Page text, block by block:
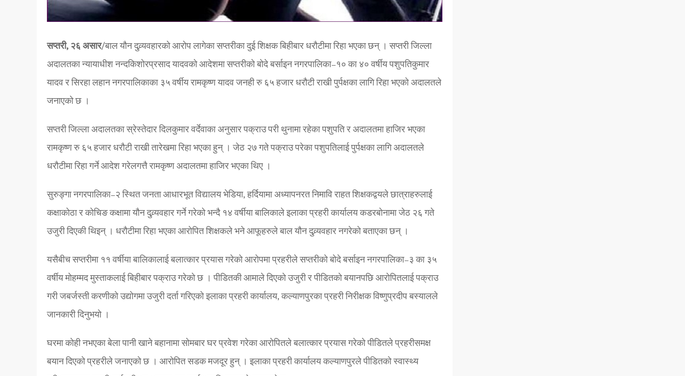
सप्तरी, २६ असार/बाल यौन दुव्र्यवहारको आरोप लागेका सप्तरीका दुई शिक्षक बिहीबार धरौटीमा रिहा भएका छन् । सप्तरी जिल्ला
अदालतका न्यायाधीश नन्दकिशोरप्रसाद यादवको आदेशमा सप्तरीको बोदे बर्साइन नगरपालिका–१० का ४० वर्षीय पशुपतिकुमार
यादव र सिरहा लहान नगरपालिकाका ३५ वर्षीय रामकृष्ण यादव जनही रु ६५ हजार धरौटी राखी पुर्पक्षका लागि रिहा भएको अदालतले
जनाएको छ ।
सप्तरी जिल्ला अदालतका स्रेस्तेदार दिलकुमार वर्देवाका अनुसार पक्राउ परी थुनामा रहेका पशुपति र अदालतमा हाजिर भएका
रामकृष्ण रु ६५ हजार धरौटी राखी तारेखमा रिहा भएका हुन् । जेठ २७ गते पक्राउ परेका पशुपतिलाई पुर्पक्षका लागि अदालतले
धरौटीमा रिहा गर्ने आदेश गरेलगत्तै रामकृष्ण अदालतमा हाजिर भएका थिए ।
सुरुङ्गा नगरपालिका–२ स्थित जनता आधारभूत विद्यालय भेडिया, हर्दियामा अध्यापनरत निमावि राहत शिक्षकद्वयले छात्राहरुलाई
कक्षाकोठा र कोचिङ कक्षामा यौन दुव्र्यवहार गर्ने गरेको भन्दै १४ वर्षीया बालिकाले इलाका प्रहरी कार्यालय कडरबोनामा जेठ २६ गते
उजुरी दिएकी थिइन् । धरौटीमा रिहा भएका आरोपित शिक्षकले भने आफूहरुले बाल यौन दुव्र्यवहार नगरेको बताएका छन् ।
यसैबीच सप्तरीमा ११ वर्षीया बालिकालाई बलात्कार प्रयास गरेको आरोपमा प्रहरीले सप्तरीको बोदे बर्साइन नगरपालिका–३ का ३५
वर्षीय मोहम्मद मुस्ताकलाई बिहीबार पक्राउ गरेको छ । पीडितकी आमाले दिएको उजुरी र पीडितको बयानपछि आरोपितलाई पक्राउ
गरी जबर्जस्ती करणीको उद्योगमा उजुरी दर्ता गरिएको इलाका प्रहरी कार्यालय, कल्याणपुरका प्रहरी निरीक्षक विष्णुप्रदीप बस्यालले
जानकारी दिनुभयो ।
घरमा कोही नभएका बेला पानी खाने बहानामा सोमबार घर प्रवेश गरेका आरोपितले बलात्कार प्रयास गरेको पीडितले प्रहरीसमक्ष
बयान दिएको प्रहरीले जनाएको छ । आरोपित सडक मजदूर हुन् । इलाका प्रहरी कार्यालय कल्याणपुरले पीडितको स्वास्थ्य